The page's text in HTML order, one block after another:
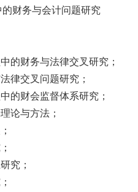
财务与会计问题研究
的财务与法律交叉研究；
律交叉问题研究；
的财会监督体系研究；
论与方法；
究；